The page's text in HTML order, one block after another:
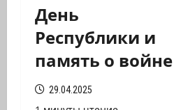
День
Республики и
память о войне
29.04.2025